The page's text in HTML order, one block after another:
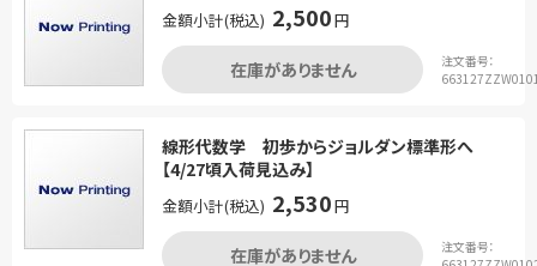
金額小計(税込) 2,500円
在庫がありません
注文番号：
線形代数学 初歩からジョルダン標準形へ
【4/27頃入荷見込み】
金額小計(税込) 2,530円
在庫がありません
注文番号：